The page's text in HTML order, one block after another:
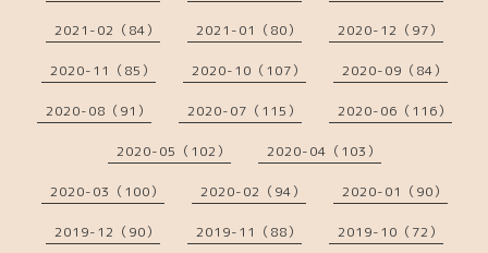
2021-02（84） 2021-01（80） 2020-12（97）
2020-11（85） 2020-10（107） 2020-09（84）
2020-08（91） 2020-07（115） 2020-06（116）
2020-05（102） 2020-04（103）
2020-03（100） 2020-02（94） 2020-01（90）
2019-12（90） 2019-11（88） 2019-10（72）